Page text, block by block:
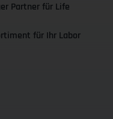
Partner für Life
für Ihr Labor